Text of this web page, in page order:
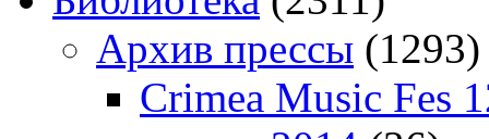
Архив прессы (1293)
Crimea Music Fes